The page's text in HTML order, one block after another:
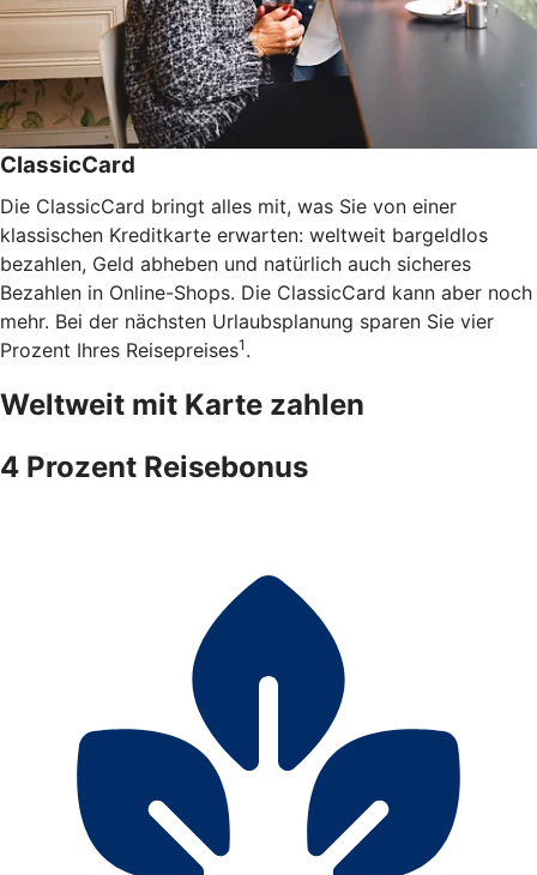
ClassicCard
Die ClassicCard bringt alles mit, was Sie von einer
klassischen Kreditkarte erwarten: weltweit bargeldlos
bezahlen, Geld abheben und natürlich auch sicheres
Bezahlen in Online-Shops. Die ClassicCard kann aber noch
mehr. Bei der nächsten Urlaubsplanung sparen Sie vier
Prozent Ihres Reisepreises1 .
Weltweit mit Karte zahlen
4 Prozent Reisebonus